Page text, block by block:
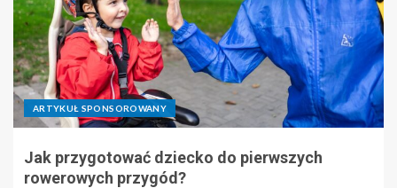
ARTYKUŁ SPONSOROWANY
Jak przygotować dziecko do pierwszych
rowerowych przygód?